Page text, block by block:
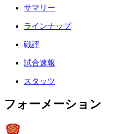
サマリー
ラインナップ
戦評
試合速報
スタッツ
フォーメーション